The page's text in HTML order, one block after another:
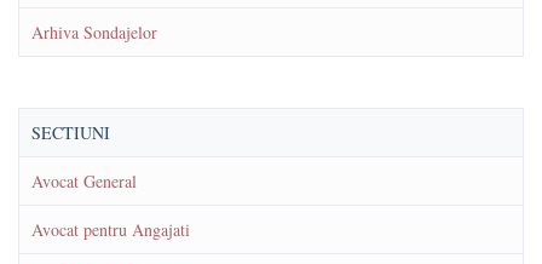
Arhiva Sondajelor
SECTIUNI
Avocat General
Avocat pentru Angajati